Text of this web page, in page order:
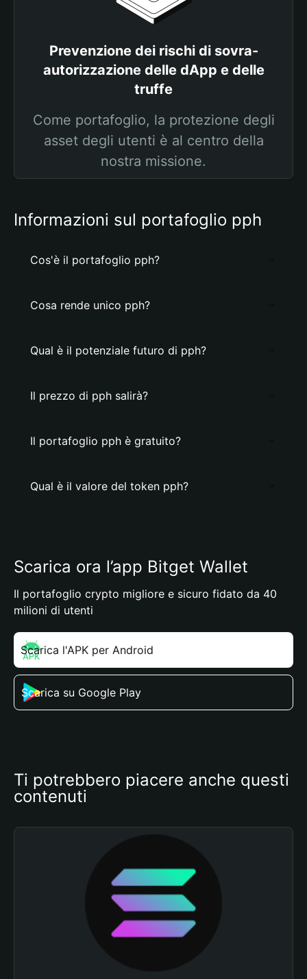
Prevenzione dei rischi di sovra-
autorizzazione delle dApp e delle
truffe
Come portafoglio, la protezione degli
asset degli utenti è al centro della
nostra missione.
Informazioni sul portafoglio pph
Cos'è il portafoglio pph?
Cosa rende unico pph?
Qual è il potenziale futuro di pph?
Il prezzo di pph salirà?
Il portafoglio pph è gratuito?
Qual è il valore del token pph?
Scarica ora l’app Bitget Wallet
Il portafoglio crypto migliore e sicuro fidato da 40
milioni di utenti
Scarica l'APK per Android
Scarica su Google Play
Ti potrebbero piacere anche questi
contenuti